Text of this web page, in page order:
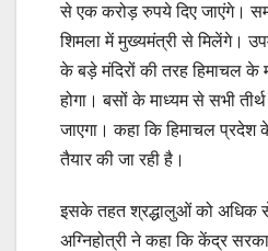
से एक करोड़ रुपये दिए जाएंगे।
शिमला में मुख्यमंत्री से मिलेंगे।
के बड़े मंदिरों की तरह हिमाचल के
होगा। बसों के माध्यम से सभी
जाएगा। कहा कि हिमाचल प्रदेश
तैयार की जा रही है।
इसके तहत श्रद्धालुओं को अधिक
अग्निहोत्री ने कहा कि केंद्र